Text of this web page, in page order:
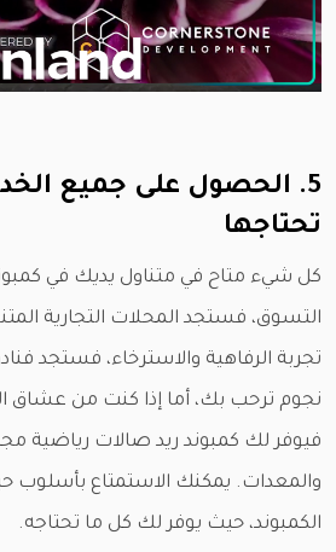
5. الحصول على جميع
تحتاجها
كل شيء متاح في متناول يديك في
التسوق، فستجد المحلات التجارية
تجربة الرفاهية والاسترخاء، فستجد
نجوم ترحب بك، أما إذا كنت من عشاق
فيوفر لك كمبوند ريد صالات رياضية
والمعدات. يمكنك الاستمتاع بأسلوب
الكمبوند، حيث يوفر لك كل ما تحتاجه.